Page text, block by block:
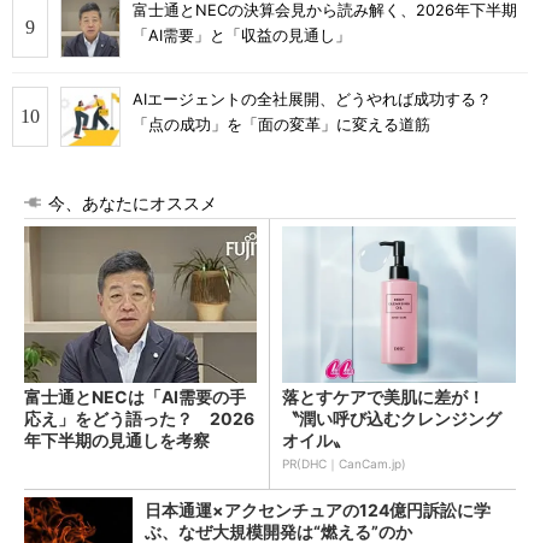
富士通とNECの決算会見から読み解く、2026年下半期
「AI需要」と「収益の見通し」
AIエージェントの全社展開、どうやれば成功する？
「点の成功」を「面の変革」に変える道筋
今、あなたにオススメ
富士通とNECは「AI需要の手
応え」をどう語った？ 2026
年下半期の見通しを考察
落とすケアで美肌に差が！
〝潤い呼び込むクレンジング
オイル〟
PR(DHC｜CanCam.jp)
日本通運×アクセンチュアの124億円訴訟に学
ぶ、なぜ大規模開発は“燃える”のか